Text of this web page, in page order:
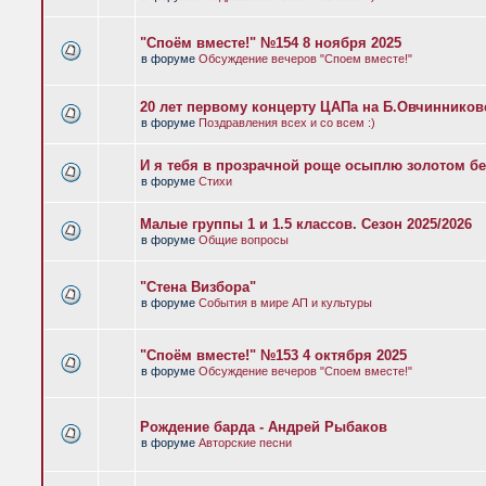
"Споём вместе!" №154 8 ноября 2025
в форуме Обсуждение вечеров "Споем вместе!"
20 лет первому концерту ЦАПа на
в форуме Поздравления всех и со всем :)
И я тебя в прозрачной роще осыплю золотом
в форуме Стихи
Малые группы 1 и 1.5 классов. Сезон 2025/2026
в форуме Общие вопросы
"Стена Визбора"
в форуме События в мире АП и культуры
"Споём вместе!" №153 4 октября 2025
в форуме Обсуждение вечеров "Споем вместе!"
Рождение барда - Андрей Рыбаков
в форуме Авторские песни